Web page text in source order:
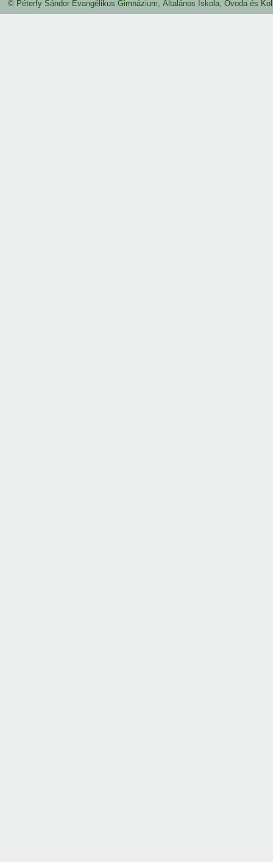
© Péterfy Sándor Evangélikus Gimnázium, Általános Iskola, Óvoda és